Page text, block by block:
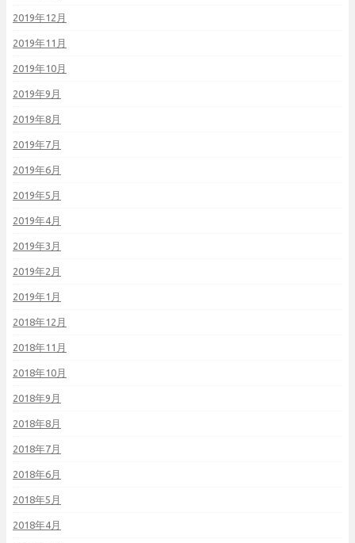
2019年12月
2019年11月
2019年10月
2019年9月
2019年8月
2019年7月
2019年6月
2019年5月
2019年4月
2019年3月
2019年2月
2019年1月
2018年12月
2018年11月
2018年10月
2018年9月
2018年8月
2018年7月
2018年6月
2018年5月
2018年4月